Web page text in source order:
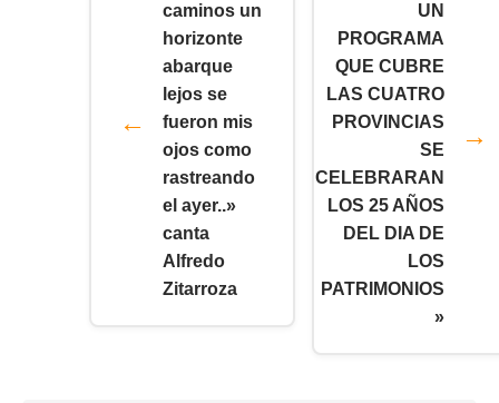
caminos un
horizonte
abarque
lejos se
fueron mis
ojos como
rastreando
el ayer..»
canta
Alfredo
Zitarroza
UN
PROGRAMA
QUE CUBRE
LAS CUATRO
PROVINCIAS
SE
CELEBRARAN
LOS 25 AÑOS
DEL DIA DE
LOS
PATRIMONIOS
»